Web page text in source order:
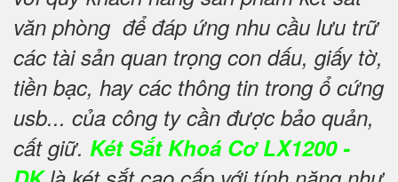
văn phòng để đáp ứng nhu cầu lưu trữ
các tài sản quan trọng con dấu, giấy tờ,
tiền bạc, hay các thông tin trong ổ cứng
usb... của công ty cần được bảo quản,
cất giữ. Két Sắt Khoá Cơ LX1200 -